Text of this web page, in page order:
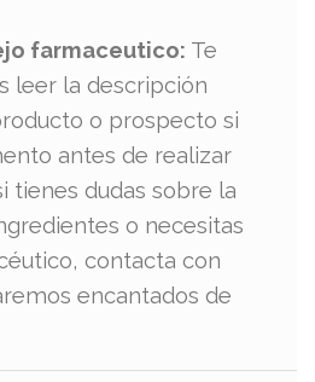
farmaceutico: Te
leer la descripción
o prospecto si
antes de realizar
tienes dudas sobre la
o necesitas
contacta con
encantados de